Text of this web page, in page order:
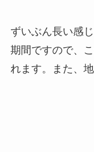
ずいぶん長い感
期間ですので、
れます。また、